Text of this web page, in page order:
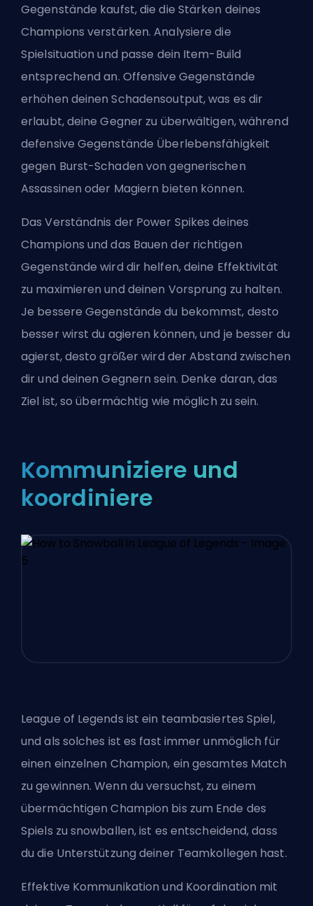
Gegenstände kaufst, die die Stärken deines
Champions verstärken. Analysiere die
Spielsituation und passe dein Item-Build
entsprechend an. Offensive Gegenstände
erhöhen deinen Schadensoutput, was es dir
erlaubt, deine Gegner zu überwältigen, während
defensive Gegenstände Überlebensfähigkeit
gegen Burst-Schaden von gegnerischen
Assassinen oder Magiern bieten können.
Das Verständnis der Power Spikes deines
Champions und das Bauen der richtigen
Gegenstände wird dir helfen, deine Effektivität
zu maximieren und deinen Vorsprung zu halten.
Je bessere Gegenstände du bekommst, desto
besser wirst du agieren können, und je besser du
agierst, desto größer wird der Abstand zwischen
dir und deinen Gegnern sein. Denke daran, das
Ziel ist, so übermächtig wie möglich zu sein.
Kommuniziere und
koordiniere
League of Legends ist ein teambasiertes Spiel,
und als solches ist es fast immer unmöglich für
einen einzelnen Champion, ein gesamtes Match
zu gewinnen. Wenn du versuchst, zu einem
übermächtigen Champion bis zum Ende des
Spiels zu snowballen, ist es entscheidend, dass
du die Unterstützung deiner Teamkollegen hast.
Effektive Kommunikation und Koordination mit